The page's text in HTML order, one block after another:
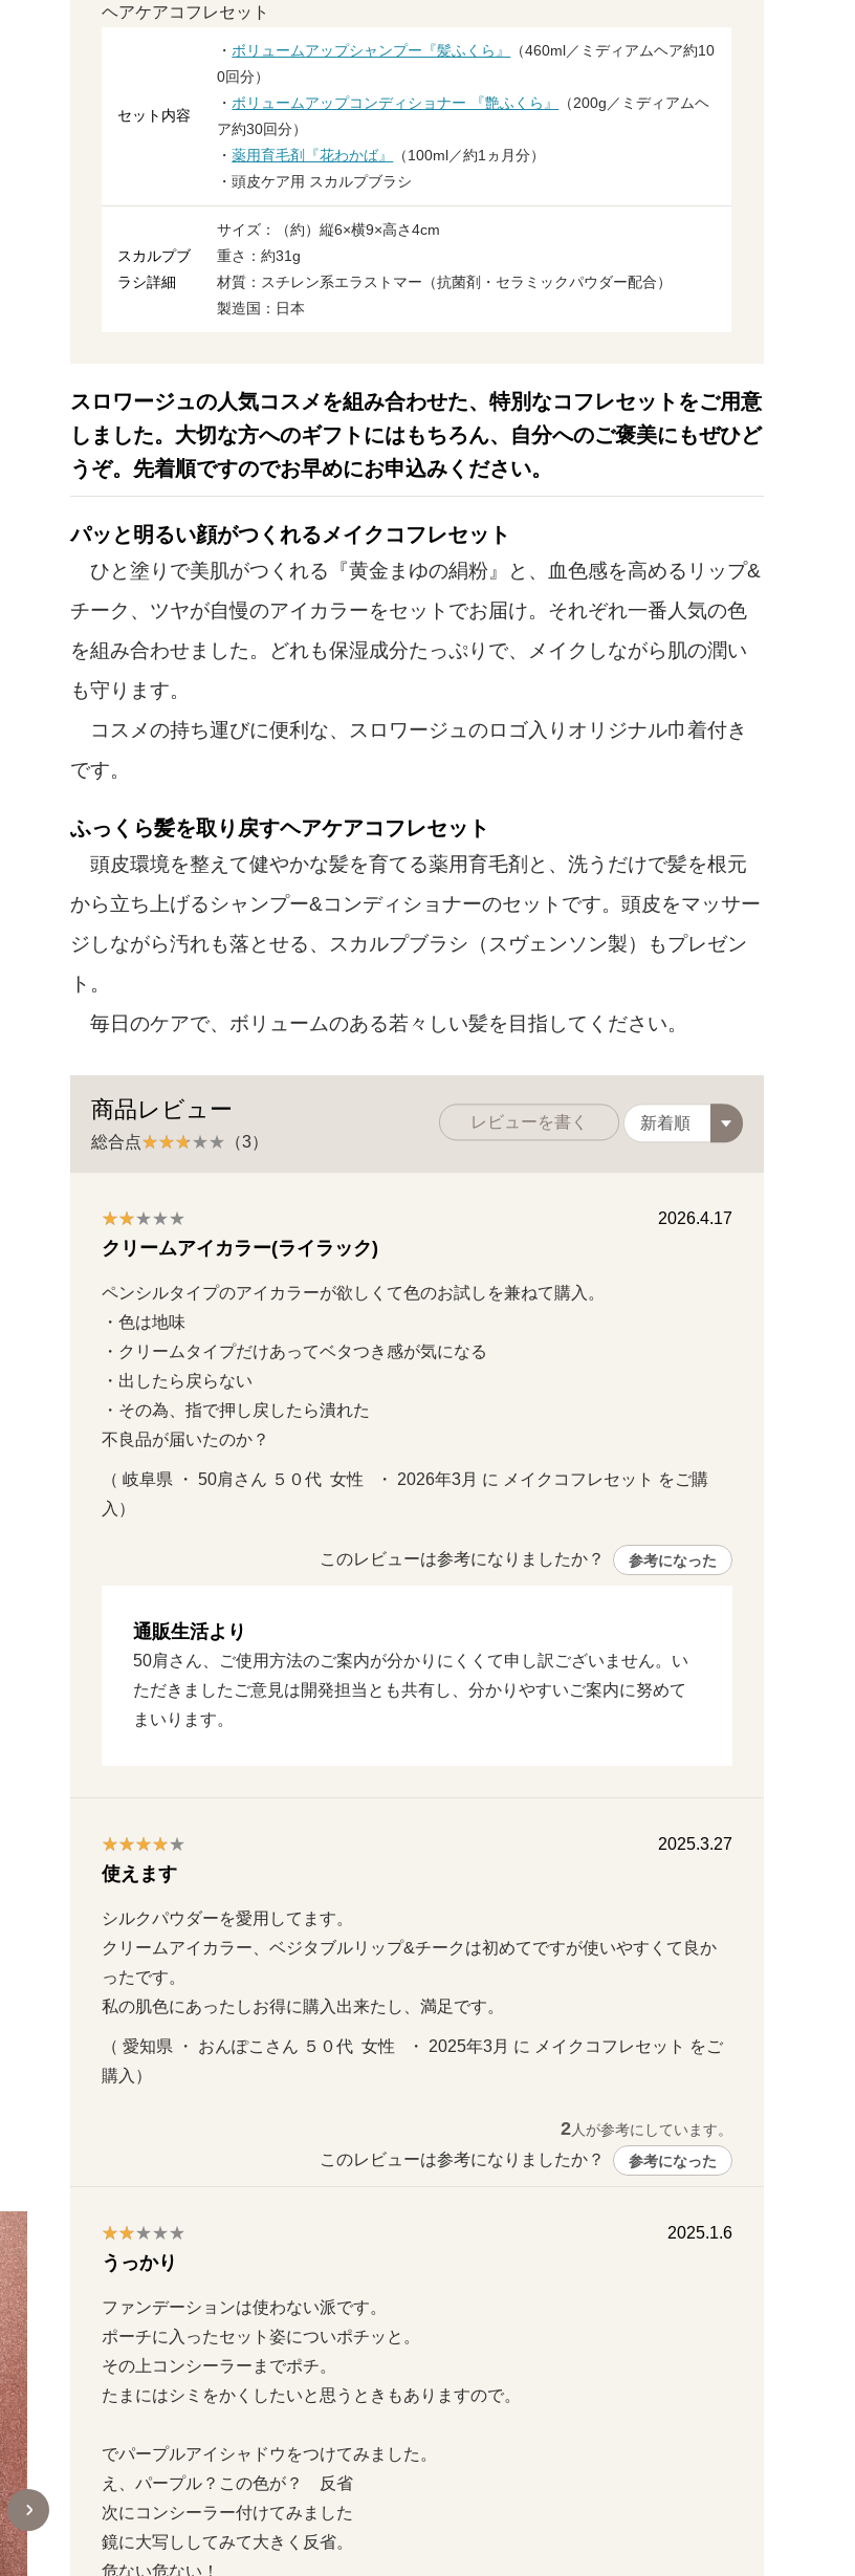
ヘアケアコフレセット
セット内容
・ ボリュームアップシャンプー『髪ふくら』
（460ml／ミディアムヘア約10
0回分）
・ ボリュームアップコンディショナー 『艶ふくら』
（200g／ミディアムヘ
ア約30回分）
・薬用育毛剤『花わかば』
（100ml／約1ヵ月分）
・頭皮ケア用 スカルプブラシ
スカルプブ
ラシ詳細
サイズ：（約）縦6×横9×高さ4cm
重さ：約31g
材質：スチレン系エラストマー（抗菌剤・セラミックパウダー配合）
製造国：日本
スロワージュの人気コスメを組み合わせた、特別なコフレセットをご用意
しました。大切な方へのギフトにはもちろん、自分へのご褒美にもぜひど
うぞ。先着順ですのでお早めにお申込みください。
パッと明るい顔がつくれるメイクコフレセット
ひと塗りで美肌がつくれる『黄金まゆの絹粉』と、血色感を高めるリップ&
チーク、ツヤが自慢のアイカラーをセットでお届け。それぞれ一番人気の色
を組み合わせました。どれも保湿成分たっぷりで、メイクしながら肌の潤い
も守ります。
コスメの持ち運びに便利な、スロワージュのロゴ入りオリジナル巾着付き
です。
ふっくら髪を取り戻すヘアケアコフレセット
頭皮環境を整えて健やかな髪を育てる薬用育毛剤と、洗うだけで髪を根元
から立ち上げるシャンプー&コンディショナーのセットです。頭皮をマッサー
ジしながら汚れも落とせる、スカルプブラシ（スヴェンソン製）もプレゼン
ト。
毎日のケアで、ボリュームのある若々しい髪を目指してください。
商品レビュー
総合点 （3）
レビューを書く
2026.4.17
クリームアイカラー(ライラック)
ペンシルタイプのアイカラーが欲しくて色のお試しを兼ねて購入。
・色は地味
・クリームタイプだけあってベタつき感が気になる
・出したら戻らない
・その為、指で押し戻したら潰れた
不良品が届いたのか？
（ 岐阜県 ・ 50肩さん ５０代  女性   ・ 2026年3月 に メイクコフレセット をご購
入）
このレビューは参考になりましたか？ 参考になった
通販生活より
50肩さん、ご使用方法のご案内が分かりにくくて申し訳ございません。い
ただきましたご意見は開発担当とも共有し、分かりやすいご案内に努めて
まいります。
2025.3.27
使えます
シルクパウダーを愛用してます。
クリームアイカラー、ベジタブルリップ&チークは初めてですが使いやすくて良か
ったです。
私の肌色にあったしお得に購入出来たし、満足です。
（ 愛知県 ・ おんぽこさん ５０代  女性   ・ 2025年3月 に メイクコフレセット をご
購入）
2人が参考にしています。
このレビューは参考になりましたか？ 参考になった
2025.1.6
うっかり
ファンデーションは使わない派です。
ポーチに入ったセット姿についポチッと。
その上コンシーラーまでポチ。
たまにはシミをかくしたいと思うときもありますので。
でパープルアイシャドウをつけてみました。
え、パープル？この色が？　反省
次にコンシーラー付けてみました
鏡に大写ししてみて大きく反省。
危ない危ない！